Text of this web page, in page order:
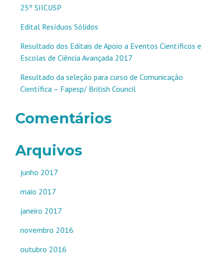
25º SIICUSP
Edital Resíduos Sólidos
Resultado dos Editais de Apoio a Eventos Científicos e
Escolas de Ciência Avançada 2017
Resultado da seleção para curso de Comunicação
Científica – Fapesp/ British Council
Comentários
Arquivos
junho 2017
maio 2017
janeiro 2017
novembro 2016
outubro 2016